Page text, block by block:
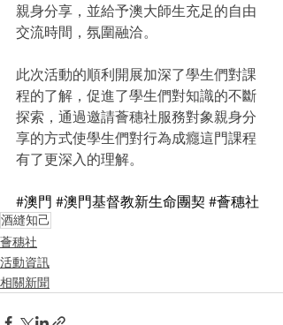
親身分享，並給予澳大師生充足的自由
交流時間，氛圍融洽。
此次活動的順利開展加深了學生們對課
程的了解，促進了學生們對知識的不斷
探索，通過邀請薈穗社服務對象親身分
享的方式使學生們對行為成癮這門課程
有了更深入的理解。
#澳門 #澳門基督教新生命團契 #薈穗社
酒縫知己
薈穗社
活動資訊
相關新聞